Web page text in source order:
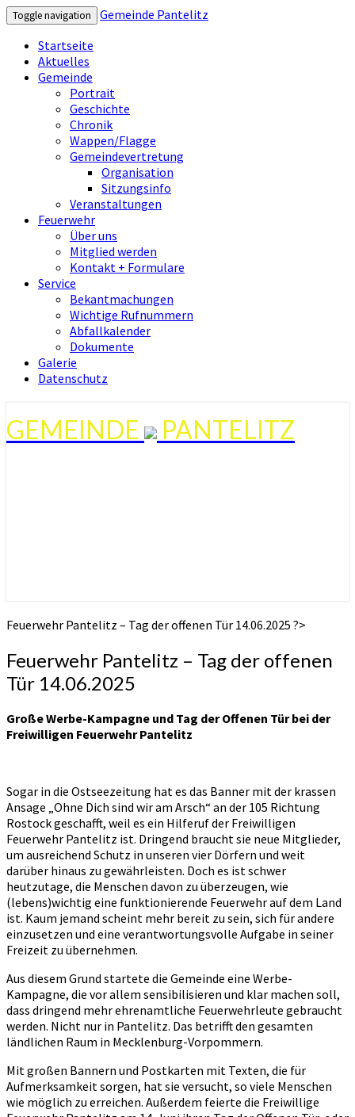
Toggle navigation
Gemeinde Pantelitz
Startseite
Aktuelles
Gemeinde
Portrait
Geschichte
Chronik
Wappen/Flagge
Gemeindevertretung
Organisation
Sitzungsinfo
Veranstaltungen
Feuerwehr
Über uns
Mitglied werden
Kontakt + Formulare
Service
Bekantmachungen
Wichtige Rufnummern
Abfallkalender
Dokumente
Galerie
Datenschutz
GEMEINDE PANTELITZ
Feuerwehr Pantelitz – Tag der offenen Tür 14.06.2025 ?>
Feuerwehr Pantelitz – Tag der offenen
Tür 14.06.2025
Große Werbe-Kampagne und Tag der Offenen Tür bei der
Freiwilligen Feuerwehr Pantelitz
Sogar in die Ostseezeitung hat es das Banner mit der krassen
Ansage „Ohne Dich sind wir am Arsch“ an der 105 Richtung
Rostock geschafft, weil es ein Hilferuf der Freiwilligen
Feuerwehr Pantelitz ist. Dringend braucht sie neue Mitglieder,
um ausreichend Schutz in unseren vier Dörfern und weit
darüber hinaus zu gewährleisten. Doch es ist schwer
heutzutage, die Menschen davon zu überzeugen, wie
(lebens)wichtig eine funktionierende Feuerwehr auf dem Land
ist. Kaum jemand scheint mehr bereit zu sein, sich für andere
einzusetzen und eine verantwortungsvolle Aufgabe in seiner
Freizeit zu übernehmen.
Aus diesem Grund startete die Gemeinde eine Werbe-
Kampagne, die vor allem sensibilisieren und klar machen soll,
dass dringend mehr ehrenamtliche Feuerwehrleute gebraucht
werden. Nicht nur in Pantelitz. Das betrifft den gesamten
ländlichen Raum in Mecklenburg-Vorpommern.
Mit großen Bannern und Postkarten mit Texten, die für
Aufmerksamkeit sorgen, hat sie versucht, so viele Menschen
wie möglich zu erreichen. Außerdem feierte die Freiwillige